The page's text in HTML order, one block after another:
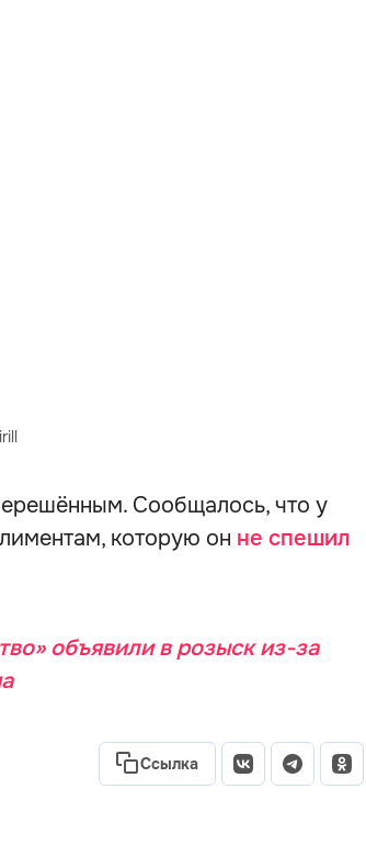
Сообщалось, что у
которую он не спешил
объявили в розыск из-за
Ссылка